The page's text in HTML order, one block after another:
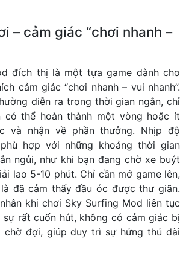
– cảm giác “chơi nhanh –
đích thị là một tựa game dành cho
cảm giác “chơi nhanh – vui nhanh”.
diễn ra trong thời gian ngắn, chỉ
có thể hoàn thành một vòng hoặc ít
và nhận về phần thưởng. Nhịp độ
hợp với những khoảng thời gian
ngủi, như khi bạn đang chờ xe buýt
lao 5-10 phút. Chỉ cần mở game lên,
đã cảm thấy đầu óc được thư giãn.
khi chơi Sky Surfing Mod liên tục
sự rất cuốn hút, không có cảm giác bị
chờ đợi, giúp duy trì sự hứng thú dài